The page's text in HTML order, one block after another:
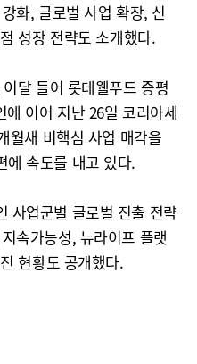
화, 글로벌 사업 확장, 신
성장 전략도 소개했다.
달 들어 롯데웰푸드 증평
에 이어 지난 26일 코리아세
월새 비핵심 사업 매각을
에 속도를 내고 있다.
사업군별 글로벌 진출 전략
속가능성, 뉴라이프 플랫
현황도 공개했다.